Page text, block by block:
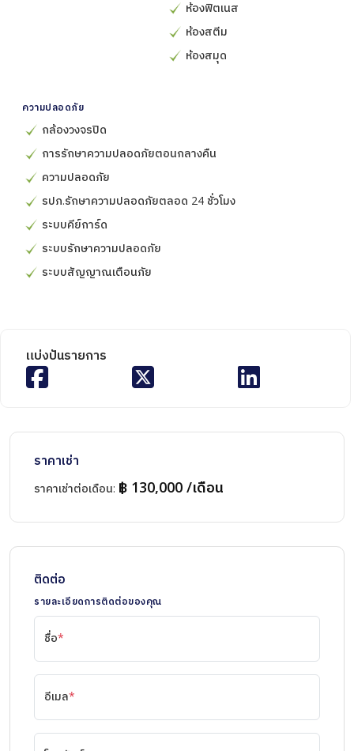
ห้องฟิตเนส
ห้องสตีม
ห้องสมุด
ความปลอดภัย
กล้องวงจรปิด
การรักษาความปลอดภัยตอนกลางคืน
ความปลอดภัย
รปภ.รักษาความปลอดภัยตลอด 24 ชั่วโมง
ระบบคีย์การ์ด
ระบบรักษาความปลอดภัย
ระบบสัญญาณเตือนภัย
แบ่งปันรายการ
ราคาเช่า
ราคาเช่าต่อเดือน: ฿ 130,000 /เดือน
ติดต่อ
รายละเอียดการติดต่อของคุณ
ชื่อ*
อีเมล*